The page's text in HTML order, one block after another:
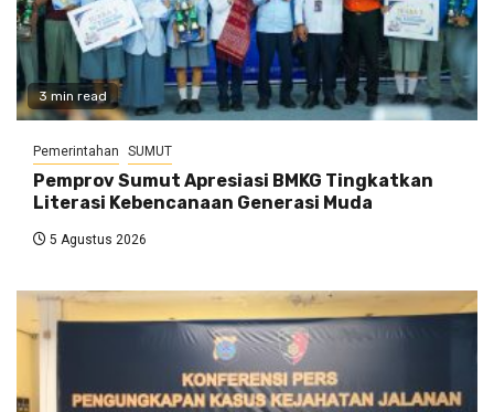
3 min read
Pemerintahan SUMUT
Pemprov Sumut Apresiasi BMKG Tingkatkan
Literasi Kebencanaan Generasi Muda
5 Agustus 2026